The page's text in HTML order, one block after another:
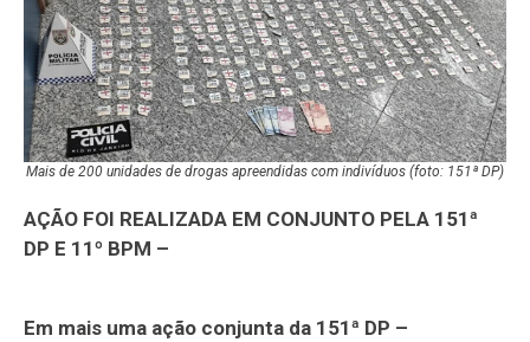
Mais de 200 unidades de drogas apreendidas com indivíduos (foto: 151ª DP)
AÇÃO FOI REALIZADA EM CONJUNTO PELA 151ª
DP E 11º BPM –
Em mais uma ação conjunta da 151ª DP –